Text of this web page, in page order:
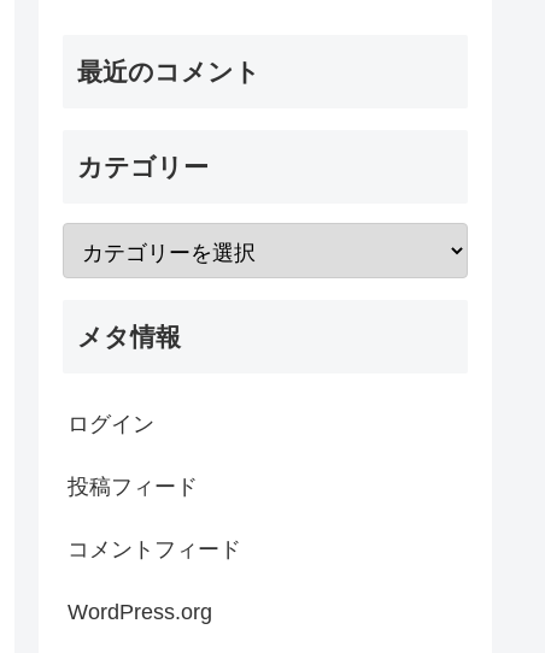
最近のコメント
カテゴリー
メタ情報
ログイン
投稿フィード
コメントフィード
WordPress.org